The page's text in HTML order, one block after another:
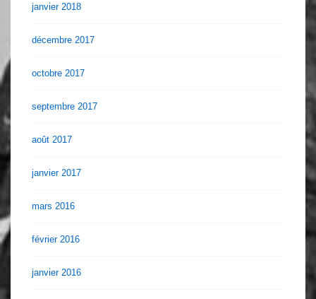
janvier 2018
décembre 2017
octobre 2017
septembre 2017
août 2017
janvier 2017
mars 2016
février 2016
janvier 2016